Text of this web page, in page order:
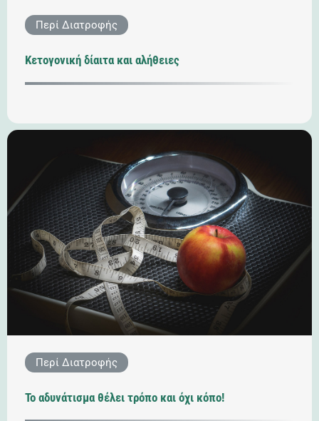
Περί Διατροφής
Κετογονική δίαιτα και αλήθειες
Περί Διατροφής
Το αδυνάτισμα θέλει τρόπο και όχι κόπο!